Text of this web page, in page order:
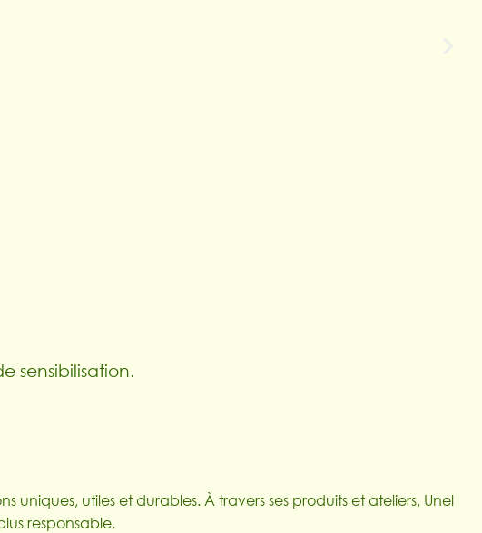
sensibilisation.
uniques, utiles et durables. À travers ses produits et ateliers, Unel
responsable.